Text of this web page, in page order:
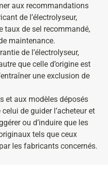
aux recommandations
de l’électrolyseur,
taux de sel recommandé,
maintenance.
de l’électrolyseur,
que celle d’origine est
une exclusion de
et aux modèles déposés
de guider l’acheteur et
ou d’induire que les
tels que ceux
les fabricants concernés.